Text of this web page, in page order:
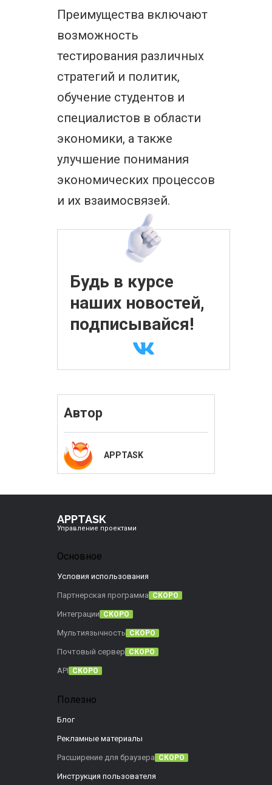
Преимущества включают
возможность
тестирования различных
стратегий и политик,
обучение студентов и
специалистов в области
экономики, а также
улучшение понимания
экономических процессов
и их взаимосвязей.
Будь в курсе
наших новостей,
подписывайся!
Автор
APPTASK
APPTASK
Управление проектами
Основное
Условия использования
Партнерская программа СКОРО
Интеграции СКОРО
Мультиязычность СКОРО
Почтовый сервер СКОРО
API СКОРО
Полезно
Блог
Рекламные материалы
Расширение для браузера СКОРО
Инструкция пользователя